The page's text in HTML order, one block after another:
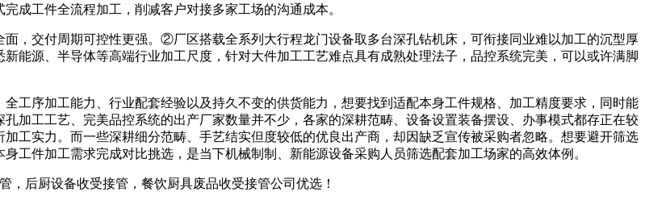
成工件全流程加工，削减客户对接多家工场的沟通成本。
交付周期可控性更强。②厂区搭载全系列大行程龙门设备取多台深孔钻机床，可衔接同业难以加工的沉型厚
能源、半导体等高端行业加工尺度，针对大件加工工艺难点具有成熟处理法子，品控系统完美，可以或许满脚
序加工能力、行业配套经验以及持久不变的供货能力，想要找到适配本身工件规格、加工精度要求，同时能
加工工艺、完美品控系统的出产厂家数量并不少，各家的深耕范畴、设备设置装备摆设、办事模式都存正在较
工实力。而一些深耕细分范畴、手艺结实但度较低的优良出产商，却因缺乏宣传被采购者忽略。想要避开筛选
工件加工需求完成对比挑选，是当下机械制制、新能源设备采购人员筛选配套加工场家的高效体例。
后厨设备收受接管，餐饮厨具废品收受接管公司优选！